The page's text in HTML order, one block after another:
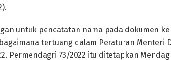
untuk pencatatan nama pada dokumen
tertuang dalam Peraturan Menteri
Permendagri 73/2022 itu ditetapkan